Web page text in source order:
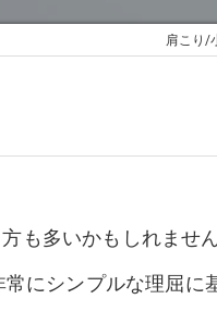
肩こり/
も多いかもしれません
にシンプルな理屈に